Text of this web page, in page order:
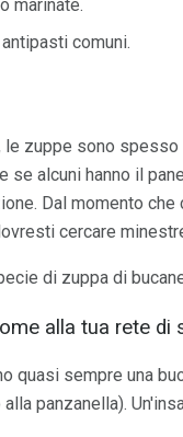
marinate.
comuni.
le zuppe sono
se alcuni hanno il
Dal momento
cercare
di zuppa di
alla tua rete di
quasi sempre una
panzanella).